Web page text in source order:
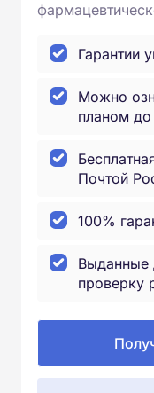
Гарантии
Можно
планом
Почтой
100%
Выданные
проверку